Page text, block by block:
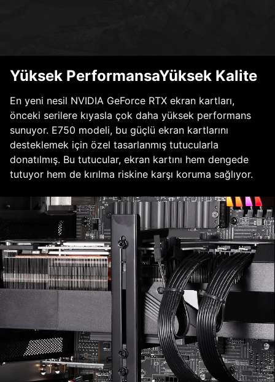
Yüksek PerformansaYüksek Kalite
En yeni nesil NVIDIA GeForce RTX ekran kartları,
önceki serilere kıyasla çok daha yüksek performans
sunuyor. E750 modeli, bu güçlü ekran kartlarını
desteklemek için özel tasarlanmış tutucularla
donatılmış. Bu tutucular, ekran kartını hem dengede
tutuyor hem de kırılma riskine karşı koruma sağlıyor.